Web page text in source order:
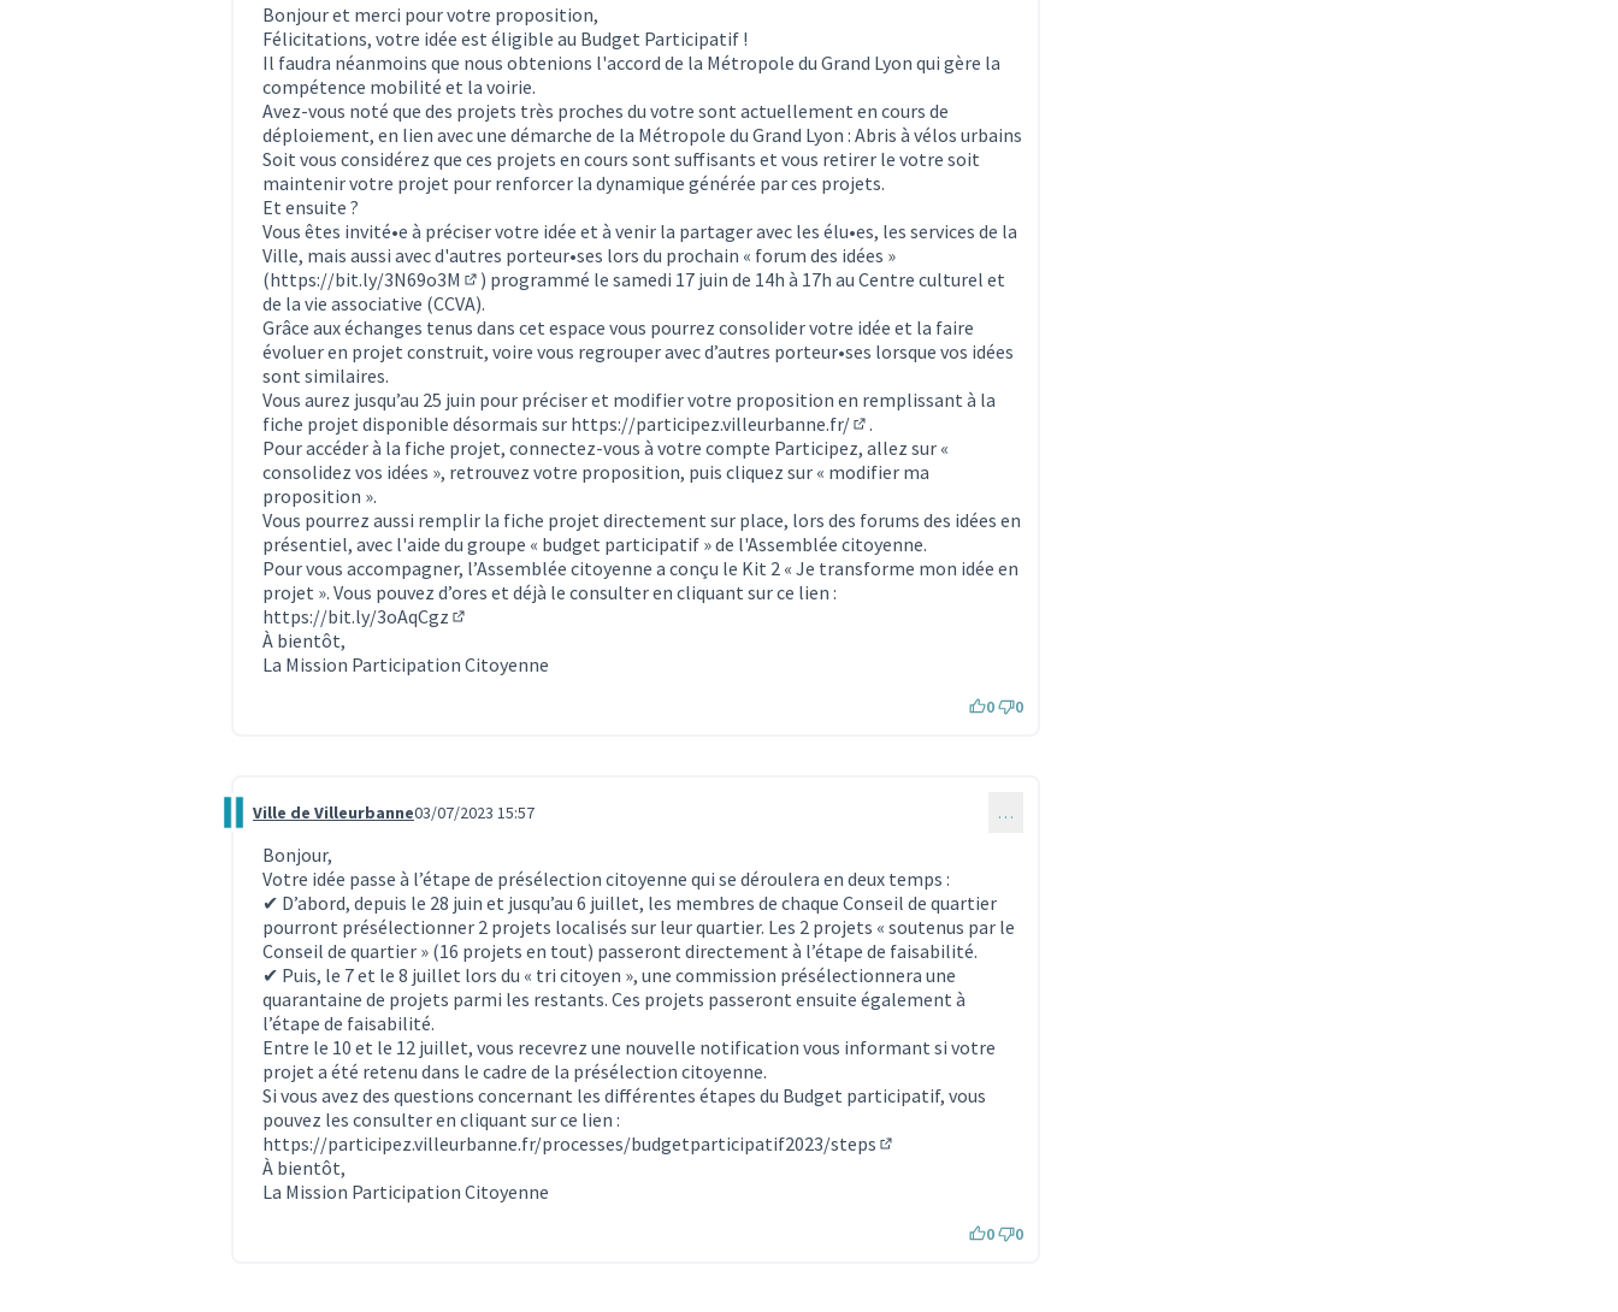
Bonjour et merci pour votre proposition,
Félicitations, votre idée est éligible au Budget Participatif !
Il faudra néanmoins que nous obtenions l'accord de la Métropole du Grand Lyon qui gère la
compétence mobilité et la voirie.
Avez-vous noté que des projets très proches du votre sont actuellement en cours de
déploiement, en lien avec une démarche de la Métropole du Grand Lyon : Abris à vélos urbains
Soit vous considérez que ces projets en cours sont suffisants et vous retirer le votre soit
maintenir votre projet pour renforcer la dynamique générée par ces projets.
Et ensuite ?
Vous êtes invité•e à préciser votre idée et à venir la partager avec les élu•es, les services de la
Ville, mais aussi avec d'autres porteur•ses lors du prochain « forum des idées »
(https://bit.ly/3N69o3M
(Lien externe)
) programmé le samedi 17 juin de 14h à 17h au Centre culturel et
de la vie associative (CCVA).
Grâce aux échanges tenus dans cet espace vous pourrez consolider votre idée et la faire
évoluer en projet construit, voire vous regrouper avec d’autres porteur•ses lorsque vos idées
sont similaires.
Vous aurez jusqu’au 25 juin pour préciser et modifier votre proposition en remplissant à la
fiche projet disponible désormais sur https://participez.villeurbanne.fr/
(S'ouvre dans un nouvel onglet)
.
Pour accéder à la fiche projet, connectez-vous à votre compte Participez, allez sur «
consolidez vos idées », retrouvez votre proposition, puis cliquez sur « modifier ma
proposition ».
Vous pourrez aussi remplir la fiche projet directement sur place, lors des forums des idées en
présentiel, avec l'aide du groupe « budget participatif » de l'Assemblée citoyenne.
Pour vous accompagner, l’Assemblée citoyenne a conçu le Kit 2 « Je transforme mon idée en
projet ». Vous pouvez d’ores et déjà le consulter en cliquant sur ce lien :
https://bit.ly/3oAqCgz
À bientôt,
La Mission Participation Citoyenne
0 0
Commentaire 2827
Ville de Villeurbanne03/07/2023 15:57 …
Bonjour,
Votre idée passe à l’étape de présélection citoyenne qui se déroulera en deux temps :
✔ D’abord, depuis le 28 juin et jusqu’au 6 juillet, les membres de chaque Conseil de quartier
pourront présélectionner 2 projets localisés sur leur quartier. Les 2 projets « soutenus par le
Conseil de quartier » (16 projets en tout) passeront directement à l’étape de faisabilité.
✔ Puis, le 7 et le 8 juillet lors du « tri citoyen », une commission présélectionnera une
quarantaine de projets parmi les restants. Ces projets passeront ensuite également à
l’étape de faisabilité.
Entre le 10 et le 12 juillet, vous recevrez une nouvelle notification vous informant si votre
projet a été retenu dans le cadre de la présélection citoyenne.
Si vous avez des questions concernant les différentes étapes du Budget participatif, vous
pouvez les consulter en cliquant sur ce lien :
https://participez.villeurbanne.fr/processes/budgetparticipatif2023/steps
À bientôt,
La Mission Participation Citoyenne
0 0